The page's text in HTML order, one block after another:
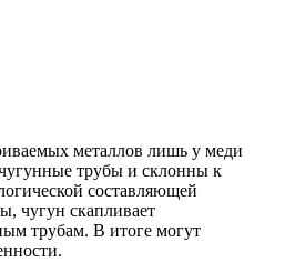
металлов лишь у меди
трубы и склонны к
составляющей
чугун скапливает
трубам. В итоге могут